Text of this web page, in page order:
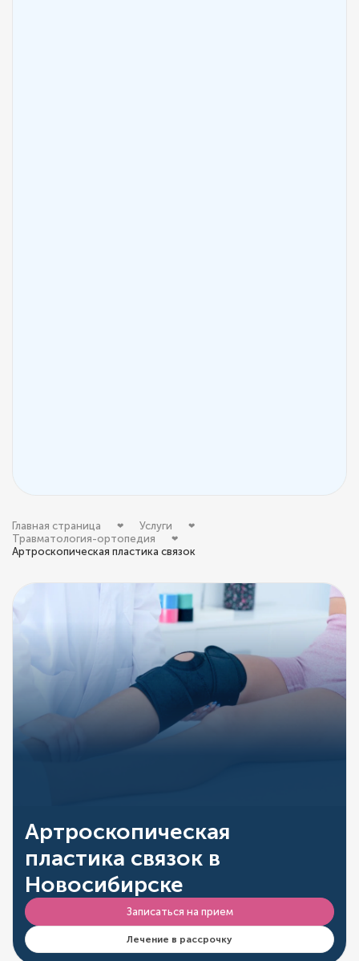
Главная страница
Услуги
Травматология-ортопедия
Артроскопическая пластика связок
Артроскопическая
пластика связок в
Новосибирске
Записаться на прием
Лечение в рассрочку